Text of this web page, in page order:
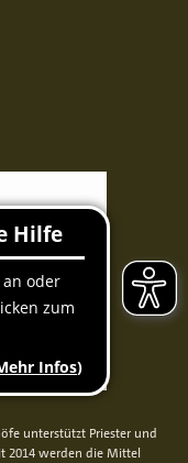
unterstützt Priester und
2014 werden die Mittel